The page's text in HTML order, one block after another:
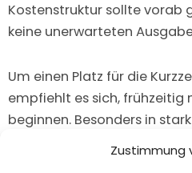
Zustimmung
Kostenstruktur sollte vorab
keine unerwarteten
Um einen Platz für die
empfiehlt es sich, frühzeitig
beginnen. Besonders in
kann es schwierig sein,
Einrichtung zu finden. Die